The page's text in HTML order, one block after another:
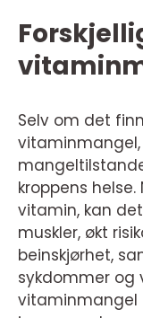
Selv om det
kroppens
vitamin, kan
muskler, økt
beinskjørhet,
sykdommer og
vitaminmangel